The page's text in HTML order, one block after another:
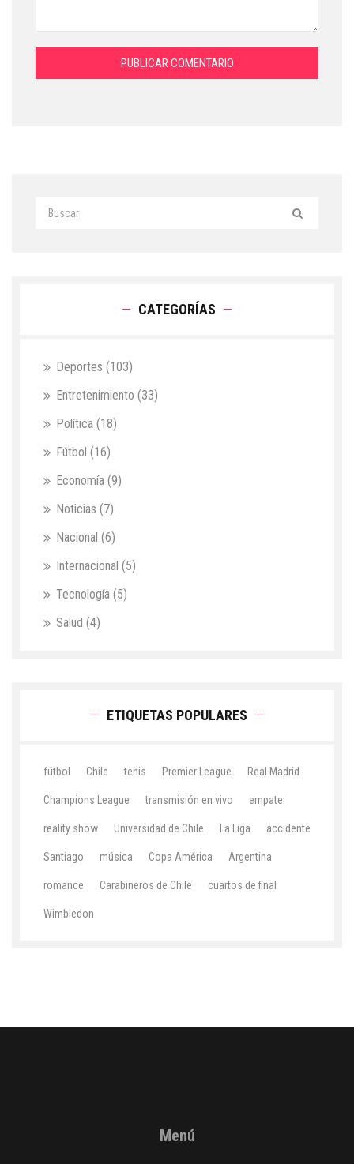
PUBLICAR COMENTARIO
CATEGORÍAS
Deportes (103)
Entretenimiento (33)
Política (18)
Fútbol (16)
Economía (9)
Noticias (7)
Nacional (6)
Internacional (5)
Tecnología (5)
Salud (4)
ETIQUETAS POPULARES
fútbol Chile tenis Premier League Real Madrid
Champions League transmisión en vivo empate
reality show Universidad de Chile La Liga accidente
Santiago música Copa América Argentina
romance Carabineros de Chile cuartos de final
Wimbledon
Menú